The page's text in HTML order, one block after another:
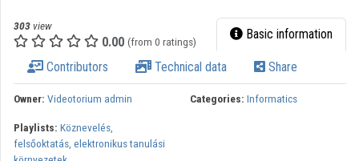
Categories
Organizations
Contributors
303 view
0.00 (from 0 ratings) Basic information
Contributors Technical data Share
Owner: Videotorium admin Categories: Informatics
Playlists: Köznevelés,
felsőoktatás, elektronikus tanulási